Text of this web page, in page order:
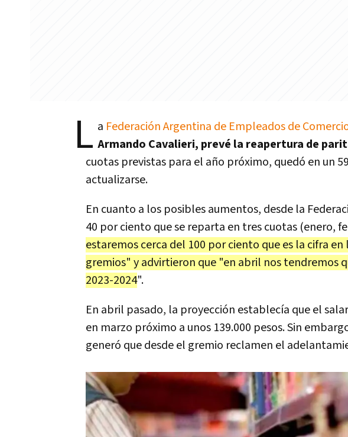
L a Federación Argentina de Empleados de
Armando Cavalieri, prevé la reapertura de
cuotas previstas para el año próximo, quedó en un
actualizarse.
En cuanto a los posibles aumentos, desde la
40 por ciento que se reparta en tres cuotas (enero,
estaremos cerca del 100 por ciento que es la cifra
gremios" y advirtieron que "en abril nos tendremos
2023-2024".
En abril pasado, la proyección establecía que el
en marzo próximo a unos 139.000 pesos. Sin
generó que desde el gremio reclamen el